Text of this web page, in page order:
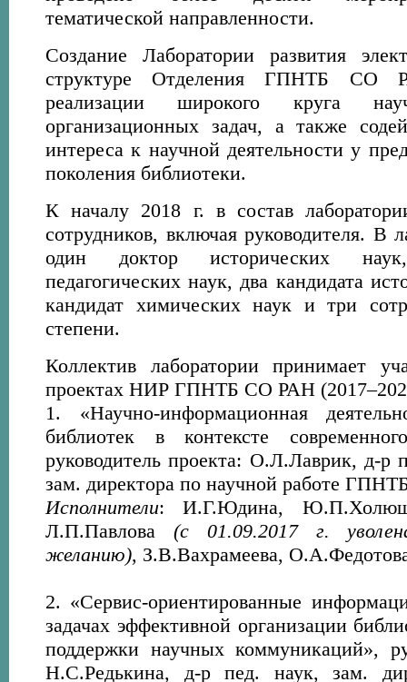
тематической направленности.
Создание Лаборатории развития
структуре Отделения ГПНТБ СО
реализации широкого круга
организационных задач, а также
интереса к научной деятельности у
поколения библиотеки.
К началу 2018 г. в состав
сотрудников, включая руководителя. В
один доктор исторических
педагогических наук, два кандидата
кандидат химических наук и три
степени.
Коллектив лаборатории принимает
проектах НИР ГПНТБ СО РАН
1. «Научно-информационная
библиотек в контексте
руководитель проекта: О.Л.Лаврик, д-р
зам. директора по научной работе
Исполнители: И.Г.Юдина,
Л.П.Павлова (с 01.09.2017 г.
желанию), З.В.Вахрамеева,
2. «Сервис-ориентированные
задачах эффективной организации
поддержки научных коммуникаций»,
Н.С.Редькина, д-р пед. наук, зам.